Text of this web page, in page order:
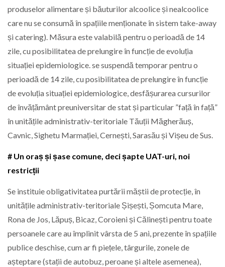
produselor alimentare și băuturilor alcoolice și nealcoolice
care nu se consumă în spațiile menționate în sistem take-away
și catering). Măsura este valabilă pentru o perioadă de 14
zile, cu posibilitatea de prelungire în funcție de evoluția
situației epidemiologice. se suspendă temporar pentru o
perioadă de 14 zile, cu posibilitatea de prelungire în funcție
de evoluția situației epidemiologice, desfășurarea cursurilor
de învățământ preuniversitar de stat și particular ”față în față”
în unitățile administrativ-teritoriale Tăuții Măgherăuș,
Cavnic, Sighetu Marmației, Cernești, Sarasău și Vișeu de Sus.
# Un oraș și șase comune, deci șapte UAT-uri, noi
restricții
Se instituie obligativitatea purtării măștii de protecție, în
unitățile administrativ-teritoriale Șișești, Șomcuta Mare,
Rona de Jos, Lăpuș, Bicaz, Coroieni și Călinești pentru toate
persoanele care au împlinit vârsta de 5 ani, prezente în spațiile
publice deschise, cum ar fi piețele, târgurile, zonele de
așteptare (stații de autobuz, peroane și altele asemenea),